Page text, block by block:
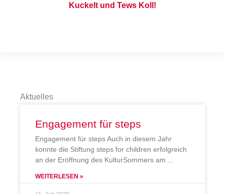
Kuckelt und Tews Koll!
Aktuelles
Engagement für steps
Engagement für steps Auch in diesem Jahr
konnte die Stiftung steps for children erfolgreich
an der Eröffnung des KulturSommers am
WEITERLESEN »